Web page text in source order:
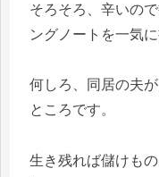
そろそろ、辛いの
ングノートを一気
何しろ、同居の夫
ところです。
生き残れば儲けも